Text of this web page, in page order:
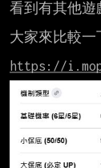
看到有其他遊
大家來比較一
https://